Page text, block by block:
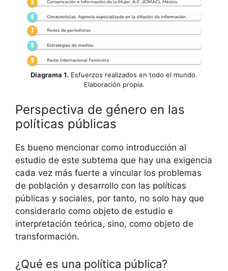
Diagrama 1. Esfuerzos realizados en todo el mundo.
Elaboración propia.
Perspectiva de género en las
políticas públicas
Es bueno mencionar como introducción al
estudio de este subtema que hay una exigencia
cada vez más fuerte a vincular los problemas
de población y desarrollo con las políticas
públicas y sociales, por tanto, no solo hay que
considerarlo como objeto de estudio e
interpretación teórica, sino, como objeto de
transformación.
¿Qué es una política pública?